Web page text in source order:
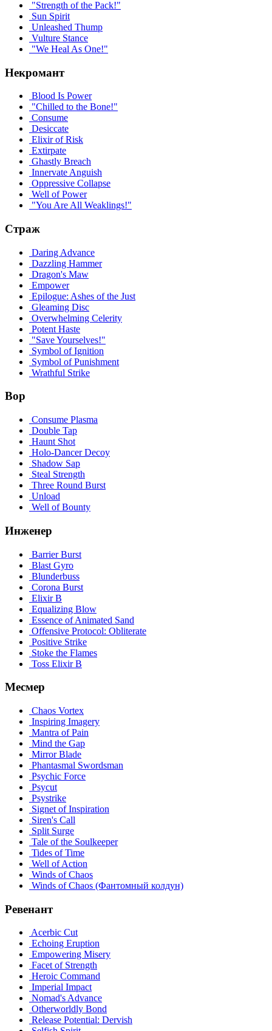
"Strength of the Pack!"
Sun Spirit
Unleashed Thump
Vulture Stance
"We Heal As One!"
Некромант
Blood Is Power
"Chilled to the Bone!"
Consume
Desiccate
Elixir of Risk
Extirpate
Ghastly Breach
Innervate Anguish
Oppressive Collapse
Well of Power
"You Are All Weaklings!"
Страж
Daring Advance
Dazzling Hammer
Dragon's Maw
Empower
Epilogue: Ashes of the Just
Gleaming Disc
Overwhelming Celerity
Potent Haste
"Save Yourselves!"
Symbol of Ignition
Symbol of Punishment
Wrathful Strike
Вор
Consume Plasma
Double Tap
Haunt Shot
Holo-Dancer Decoy
Shadow Sap
Steal Strength
Three Round Burst
Unload
Well of Bounty
Инженер
Barrier Burst
Blast Gyro
Blunderbuss
Corona Burst
Elixir B
Equalizing Blow
Essence of Animated Sand
Offensive Protocol: Obliterate
Positive Strike
Stoke the Flames
Toss Elixir B
Месмер
Chaos Vortex
Inspiring Imagery
Mantra of Pain
Mind the Gap
Mirror Blade
Phantasmal Swordsman
Psychic Force
Psycut
Psystrike
Signet of Inspiration
Siren's Call
Split Surge
Tale of the Soulkeeper
Tides of Time
Well of Action
Winds of Chaos
Winds of Chaos (Фантомный колдун)
Ревенант
Acerbic Cut
Echoing Eruption
Empowering Misery
Facet of Strength
Heroic Command
Imperial Impact
Nomad's Advance
Otherworldly Bond
Release Potential: Dervish